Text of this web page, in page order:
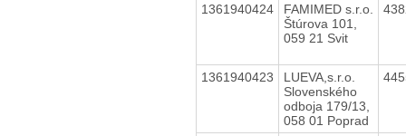
1361940424
FAMIMED s.r.o.
Štúrova 101,
059 21 Svit
1361940423
LUEVA,s.r.o.
Slovenského
odboja 179/13,
058 01 Poprad